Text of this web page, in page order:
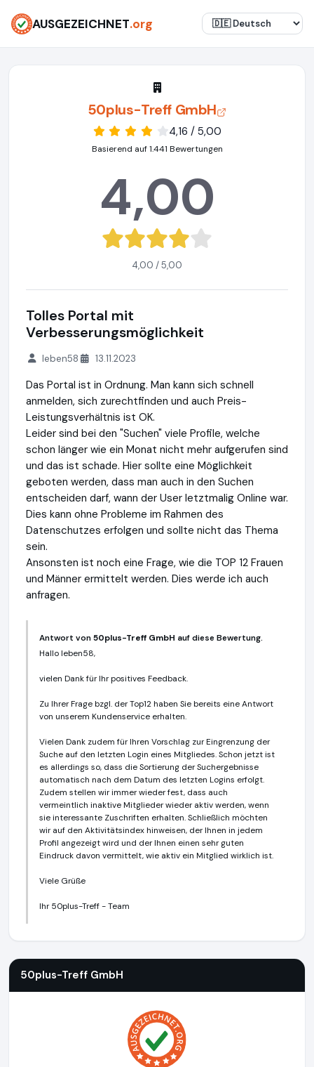
AUSGEZEICHNET.org
50plus-Treff GmbH
4,16 / 5,00
Basierend auf 1.441 Bewertungen
4,00
4,00 / 5,00
Tolles Portal mit
Verbesserungsmöglichkeit
leben58 13.11.2023
Das Portal ist in Ordnung. Man kann sich schnell
anmelden, sich zurechtfinden und auch Preis-
Leistungsverhältnis ist OK.
Leider sind bei den "Suchen" viele Profile, welche
schon länger wie ein Monat nicht mehr aufgerufen sind
und das ist schade. Hier sollte eine Möglichkeit
geboten werden, dass man auch in den Suchen
entscheiden darf, wann der User letztmalig Online war.
Dies kann ohne Probleme im Rahmen des
Datenschutzes erfolgen und sollte nicht das Thema
sein.
Ansonsten ist noch eine Frage, wie die TOP 12 Frauen
und Männer ermittelt werden. Dies werde ich auch
anfragen.
Antwort von50plus-Treff GmbH auf diese Bewertung.
Hallo leben58,
vielen Dank für Ihr positives Feedback.
Zu Ihrer Frage bzgl. der Top12 haben Sie bereits eine Antwort
von unserem Kundenservice erhalten.
Vielen Dank zudem für Ihren Vorschlag zur Eingrenzung der
Suche auf den letzten Login eines Mitgliedes. Schon jetzt ist
es allerdings so, dass die Sortierung der Suchergebnisse
automatisch nach dem Datum des letzten Logins erfolgt.
Zudem stellen wir immer wieder fest, dass auch
vermeintlich inaktive Mitglieder wieder aktiv werden, wenn
sie interessante Zuschriften erhalten. Schließlich möchten
wir auf den Aktivitätsindex hinweisen, der Ihnen in jedem
Profil angezeigt wird und der Ihnen einen sehr guten
Eindruck davon vermittelt, wie aktiv ein Mitglied wirklich ist.
Viele Grüße
Ihr 50plus-Treff - Team
50plus-Treff GmbH